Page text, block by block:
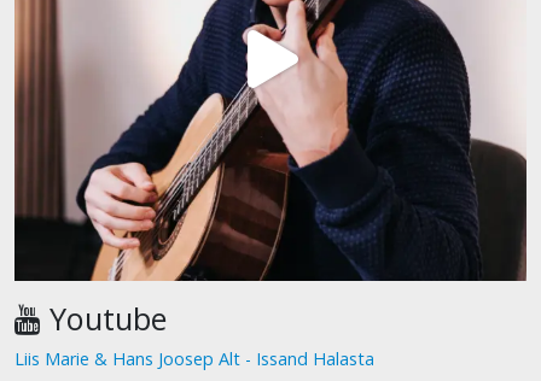
Youtube
Liis Marie & Hans Joosep Alt - Issand Halasta